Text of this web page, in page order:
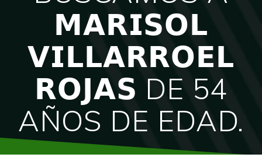
𝗠𝗔𝗥𝗜𝗦𝗢𝗟
𝗩𝗜𝗟𝗟𝗔𝗥𝗥𝗢𝗘𝗟
𝗥𝗢𝗝𝗔𝗦 DE 54
AÑOS DE EDAD.